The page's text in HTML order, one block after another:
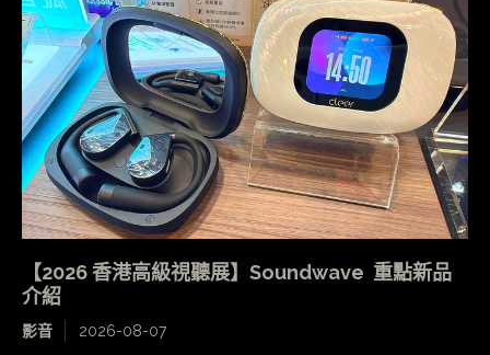
【2026 香港高級視聽展】Soundwave 重點新品
介紹
影音 2026-08-07